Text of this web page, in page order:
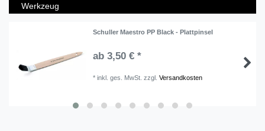
Werkzeug
Schuller Maestro PP Black - Plattpinsel
ab 3,50 € *
*inkl. ges. MwSt. zzgl.Versandkosten